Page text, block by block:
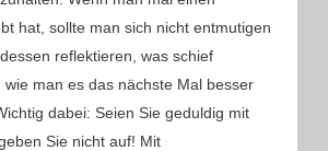
hat, sollte man sich nicht entmutigen
reflektieren, was schief
man es das nächste Mal besser
dabei: Seien Sie geduldig mit
Sie nicht auf! Mit